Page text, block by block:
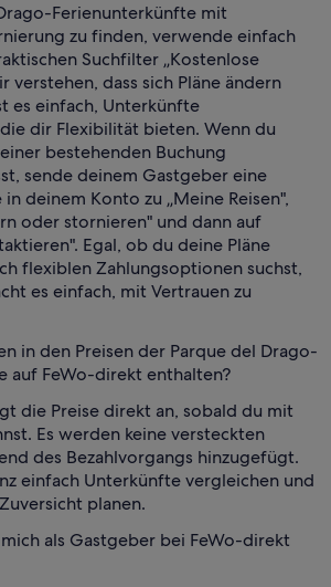
Ferienunterkünfte mit
zu finden, verwende einfach
Suchfilter „Kostenlose
verstehen, dass sich Pläne ändern
es einfach, Unterkünfte
dir Flexibilität bieten. Wenn du
bestehenden Buchung
sende deinem Gastgeber eine
deinem Konto zu „Meine Reisen",
oder stornieren" und dann auf
Egal, ob du deine Pläne
flexiblen Zahlungsoptionen suchst,
es einfach, mit Vertrauen zu
in den Preisen der Parque del Drago-
auf FeWo-direkt enthalten?
die Preise direkt an, sobald du mit
Es werden keine versteckten
des Bezahlvorgangs hinzugefügt.
einfach Unterkünfte vergleichen und
planen.
als Gastgeber bei FeWo-direkt